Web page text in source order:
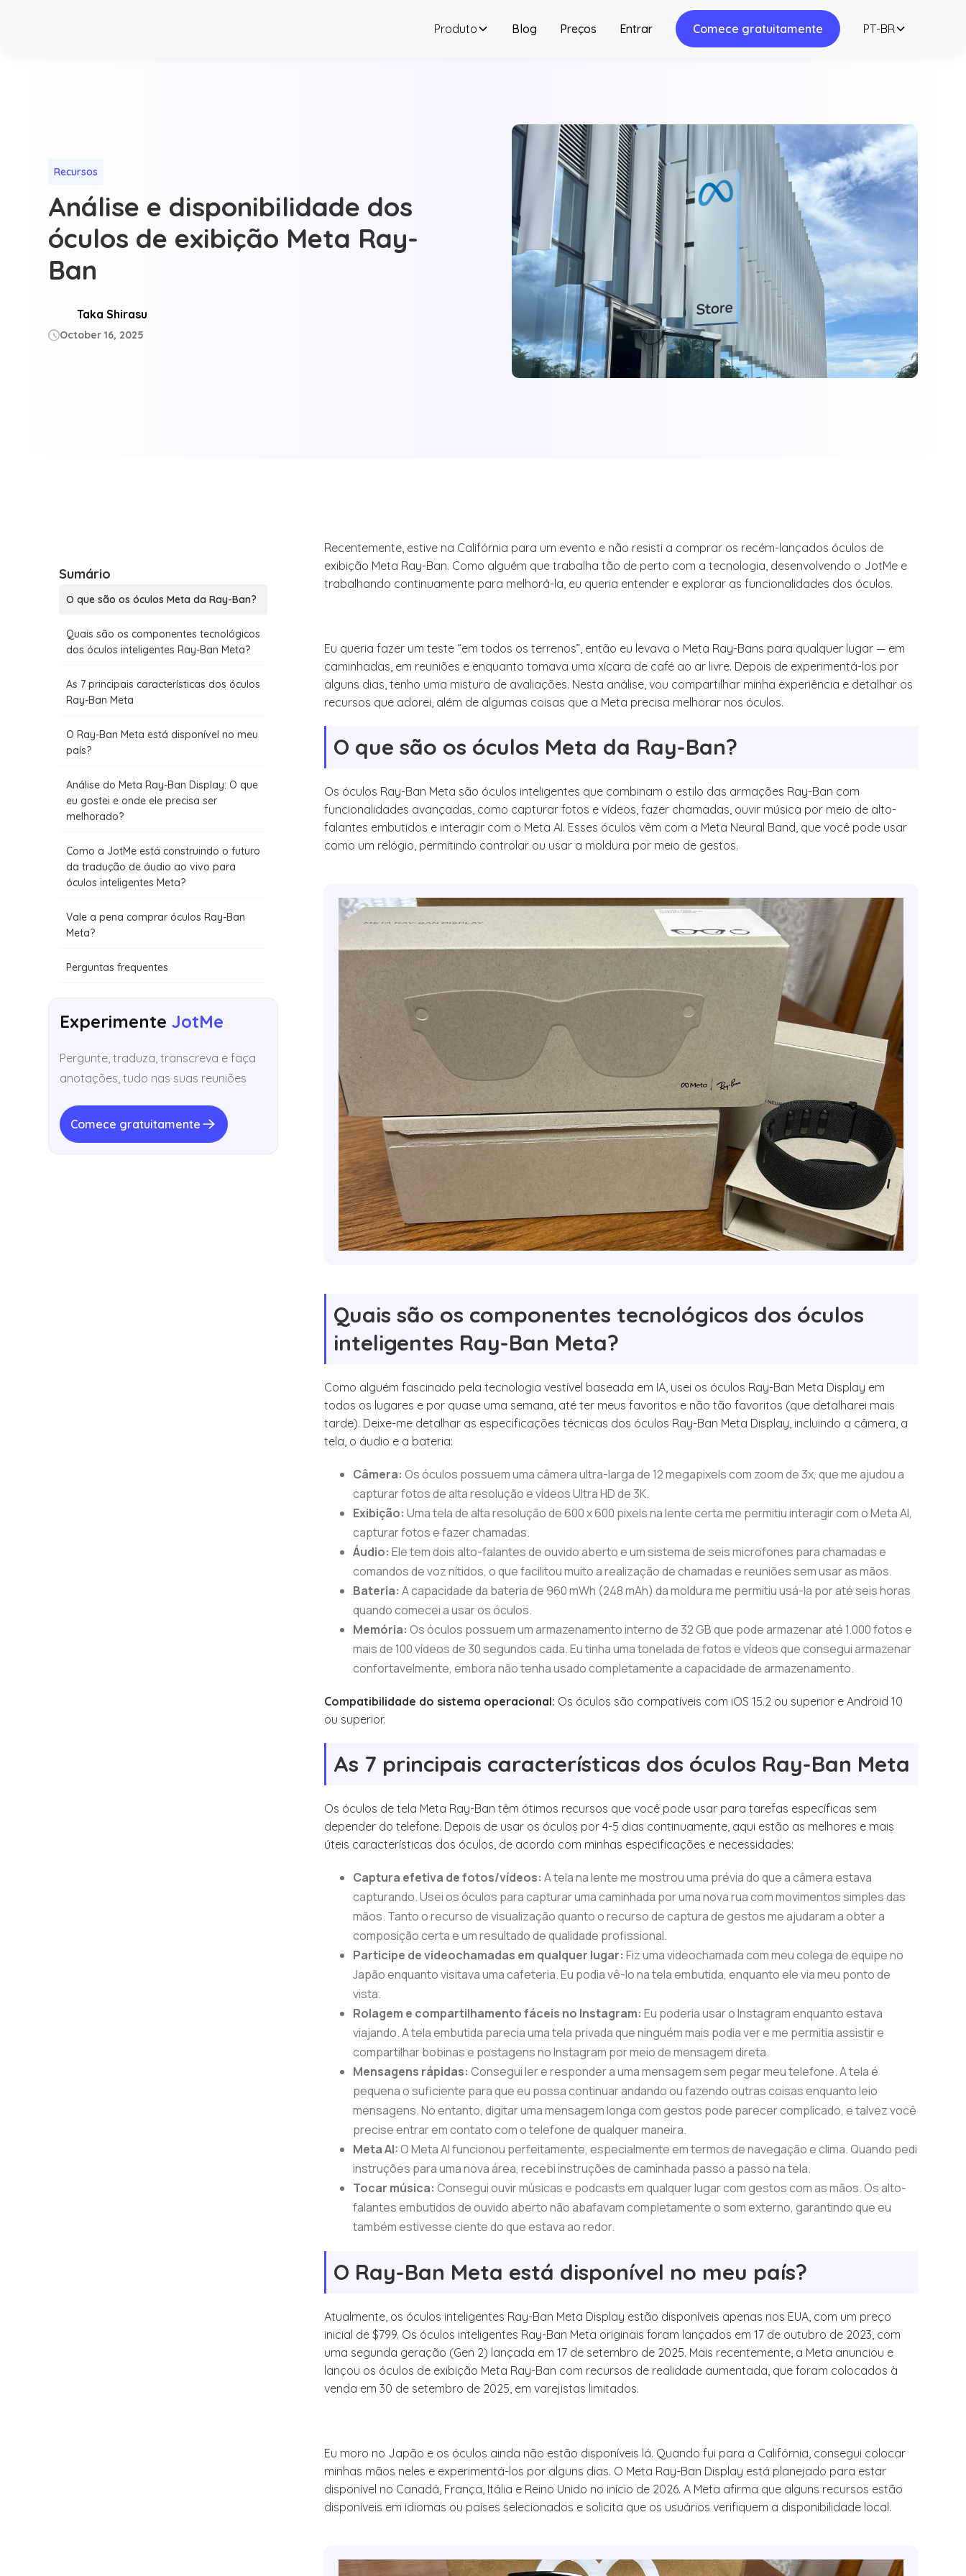
Produto Blog Preços Entrar Comece gratuitamente PT-BR
Recursos
Análise e disponibilidade dos
óculos de exibição Meta Ray-
Ban
Taka Shirasu
October 16, 2025
Sumário
O que são os óculos Meta da Ray-Ban?
Quais são os componentes tecnológicos
dos óculos inteligentes Ray-Ban Meta?
As 7 principais características dos óculos
Ray-Ban Meta
O Ray-Ban Meta está disponível no meu
país?
Análise do Meta Ray-Ban Display: O que
eu gostei e onde ele precisa ser
melhorado?
Como a JotMe está construindo o futuro
da tradução de áudio ao vivo para
óculos inteligentes Meta?
Vale a pena comprar óculos Ray-Ban
Meta?
Perguntas frequentes
ExperimenteJotMe
Pergunte, traduza, transcreva e faça
anotações, tudo nas suas reuniões
Comece gratuitamente
Recentemente, estive na Califórnia para um evento e não resisti a comprar os recém-lançados óculos de
exibição Meta Ray-Ban. Como alguém que trabalha tão de perto com a tecnologia, desenvolvendo o JotMe e
trabalhando continuamente para melhorá-la, eu queria entender e explorar as funcionalidades dos óculos.
Eu queria fazer um teste “em todos os terrenos”, então eu levava o Meta Ray-Bans para qualquer lugar — em
caminhadas, em reuniões e enquanto tomava uma xícara de café ao ar livre. Depois de experimentá-los por
alguns dias, tenho uma mistura de avaliações. Nesta análise, vou compartilhar minha experiência e detalhar os
recursos que adorei, além de algumas coisas que a Meta precisa melhorar nos óculos.
O que são os óculos Meta da Ray-Ban?
Os óculos Ray-Ban Meta são óculos inteligentes que combinam o estilo das armações Ray-Ban com
funcionalidades avançadas, como capturar fotos e vídeos, fazer chamadas, ouvir música por meio de alto-
falantes embutidos e interagir com o Meta AI. Esses óculos vêm com a Meta Neural Band, que você pode usar
como um relógio, permitindo controlar ou usar a moldura por meio de gestos.
Quais são os componentes tecnológicos dos óculos
inteligentes Ray-Ban Meta?
Como alguém fascinado pela tecnologia vestível baseada em IA, usei os óculos Ray-Ban Meta Display em
todos os lugares e por quase uma semana, até ter meus favoritos e não tão favoritos (que detalharei mais
tarde). Deixe-me detalhar as especificações técnicas dos óculos Ray-Ban Meta Display, incluindo a câmera, a
tela, o áudio e a bateria:
Câmera: Os óculos possuem uma câmera ultra-larga de 12 megapixels com zoom de 3x, que me ajudou a
capturar fotos de alta resolução e vídeos Ultra HD de 3K.
Exibição:Uma tela de alta resolução de 600 x 600 pixels na lente certa me permitiu interagir com o Meta AI,
capturar fotos e fazer chamadas.
Áudio:Ele tem dois alto-falantes de ouvido aberto e um sistema de seis microfones para chamadas e
comandos de voz nítidos, o que facilitou muito a realização de chamadas e reuniões sem usar as mãos.
Bateria:A capacidade da bateria de 960 mWh (248 mAh) da moldura me permitiu usá-la por até seis horas
quando comecei a usar os óculos.
Memória:Os óculos possuem um armazenamento interno de 32 GB que pode armazenar até 1.000 fotos e
mais de 100 vídeos de 30 segundos cada. Eu tinha uma tonelada de fotos e vídeos que consegui armazenar
confortavelmente, embora não tenha usado completamente a capacidade de armazenamento.
Compatibilidade do sistema operacional: Os óculos são compatíveis com iOS 15.2 ou superior e Android 10
ou superior.
As 7 principais características dos óculos Ray-Ban Meta
Os óculos de tela Meta Ray-Ban têm ótimos recursos que você pode usar para tarefas específicas sem
depender do telefone. Depois de usar os óculos por 4-5 dias continuamente, aqui estão as melhores e mais
úteis características dos óculos, de acordo com minhas especificações e necessidades:
Captura efetiva de fotos/vídeos:A tela na lente me mostrou uma prévia do que a câmera estava
capturando. Usei os óculos para capturar uma caminhada por uma nova rua com movimentos simples das
mãos. Tanto o recurso de visualização quanto o recurso de captura de gestos me ajudaram a obter a
composição certa e um resultado de qualidade profissional.
Participe de videochamadas em qualquer lugar:Fiz uma videochamada com meu colega de equipe no
Japão enquanto visitava uma cafeteria. Eu podia vê-lo na tela embutida, enquanto ele via meu ponto de
vista.
Rolagem e compartilhamento fáceis no Instagram:Eu poderia usar o Instagram enquanto estava
viajando. A tela embutida parecia uma tela privada que ninguém mais podia ver e me permitia assistir e
compartilhar bobinas e postagens no Instagram por meio de mensagem direta.
Mensagens rápidas:Consegui ler e responder a uma mensagem sem pegar meu telefone. A tela é
pequena o suficiente para que eu possa continuar andando ou fazendo outras coisas enquanto leio
mensagens. No entanto, digitar uma mensagem longa com gestos pode parecer complicado, e talvez você
precise entrar em contato com o telefone de qualquer maneira.
Meta AI:O Meta AI funcionou perfeitamente, especialmente em termos de navegação e clima. Quando pedi
instruções para uma nova área, recebi instruções de caminhada passo a passo na tela.
Tocar música:Consegui ouvir músicas e podcasts em qualquer lugar com gestos com as mãos. Os alto-
falantes embutidos de ouvido aberto não abafavam completamente o som externo, garantindo que eu
também estivesse ciente do que estava ao redor.
O Ray-Ban Meta está disponível no meu país?
Atualmente, os óculos inteligentes Ray-Ban Meta Display estão disponíveis apenas nos EUA, com um preço
inicial de $799. Os óculos inteligentes Ray-Ban Meta originais foram lançados em 17 de outubro de 2023, com
uma segunda geração (Gen 2) lançada em 17 de setembro de 2025. Mais recentemente, a Meta anunciou e
lançou os óculos de exibição Meta Ray-Ban com recursos de realidade aumentada, que foram colocados à
venda em 30 de setembro de 2025, em varejistas limitados.
Eu moro no Japão e os óculos ainda não estão disponíveis lá. Quando fui para a Califórnia, consegui colocar
minhas mãos neles e experimentá-los por alguns dias. O Meta Ray-Ban Display está planejado para estar
disponível no Canadá, França, Itália e Reino Unido no início de 2026. A Meta afirma que alguns recursos estão
disponíveis em idiomas ou países selecionados e solicita que os usuários verifiquem a disponibilidade local.